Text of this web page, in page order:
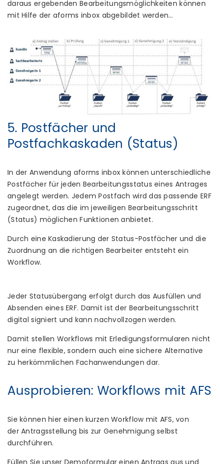
daraus ergebenden Bearbeitungsmöglichkeiten können
mit Hilfe der aforms inbox abgebildet werden…
5. Postfächer und
Postfachkaskaden (Status)
In der Anwendung aforms inbox können unterschiedliche
Postfächer für jeden Bearbeitungsstatus eines Antrages
angelegt werden. Jedem Postfach wird das passende ERF
zugeordnet, das die im jeweiligen Bearbeitungsschritt
(Status) möglichen Funktionen anbietet.
Durch eine Kaskadierung der Status-Postfächer und die
Zuordnung an die richtigen Bearbeiter entsteht ein
Workflow.
Jeder Statusübergang erfolgt durch das Ausfüllen und
Absenden eines ERF. Damit ist der Bearbeitungsschritt
digital signiert und kann nachvollzogen werden.
Damit stellen Workflows mit Erledigungsformularen nicht
nur eine flexible, sondern auch eine sichere Alternative
zu herkömmlichen Fachanwendungen dar.
Ausprobieren: Workflows mit AFS
Sie können hier einen kurzen Workflow mit AFS, von
der Antragsstellung bis zur Genehmigung selbst
durchführen.
Füllen Sie unser Demoformular einen Antrags aus und